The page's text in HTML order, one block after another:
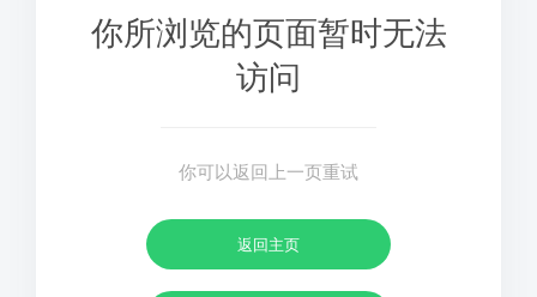
你所浏览的页面暂时无法
访问
你可以返回上一页重试
返回主页